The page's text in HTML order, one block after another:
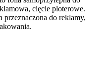
cięcie ploterowe.
przeznaczona do reklamy,